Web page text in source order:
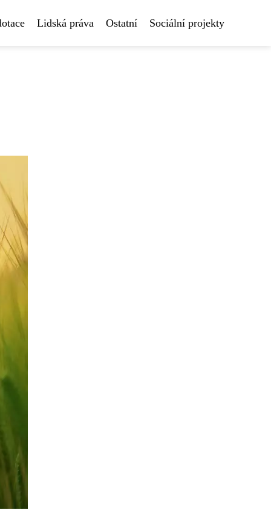
Lidská práva Ostatní Sociální projekty